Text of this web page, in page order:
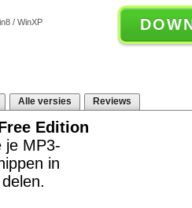
/ WinXP
Alle versies Reviews
Edition
je MP3-
in